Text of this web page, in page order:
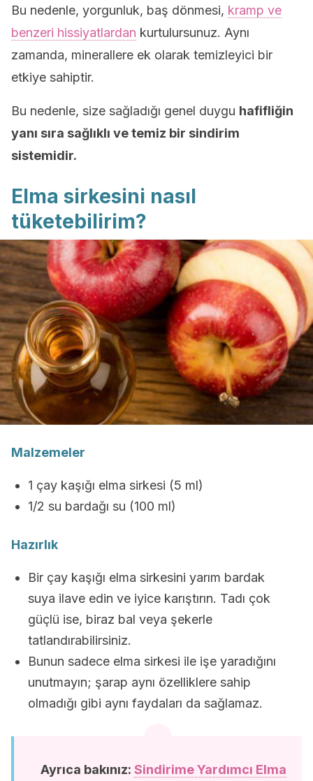
Bu nedenle, yorgunluk, baş dönmesi, kramp ve
benzeri hissiyatlardan kurtulursunuz. Aynı
zamanda, minerallere ek olarak temizleyici bir
etkiye sahiptir.
Bu nedenle, size sağladığı genel duygu hafifliğin
yanı sıra sağlıklı ve temiz bir sindirim
sistemidir.
Elma sirkesini nasıl
tüketebilirim?
Malzemeler
1 çay kaşığı elma sirkesi (5 ml)
1/2 su bardağı su (100 ml)
Hazırlık
Bir çay kaşığı elma sirkesini yarım bardak
suya ilave edin ve iyice karıştırın. Tadı çok
güçlü ise, biraz bal veya şekerle
tatlandırabilirsiniz.
Bunun sadece elma sirkesi ile işe yaradığını
unutmayın; şarap aynı özelliklere sahip
olmadığı gibi aynı faydaları da sağlamaz.
Ayrıca bakınız: Sindirime Yardımcı Elma